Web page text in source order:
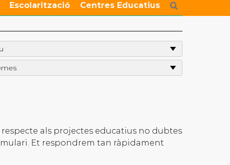
Escolarització Centres Educatius
als projectes educatius no dubtes
Et respondrem tan ràpidament